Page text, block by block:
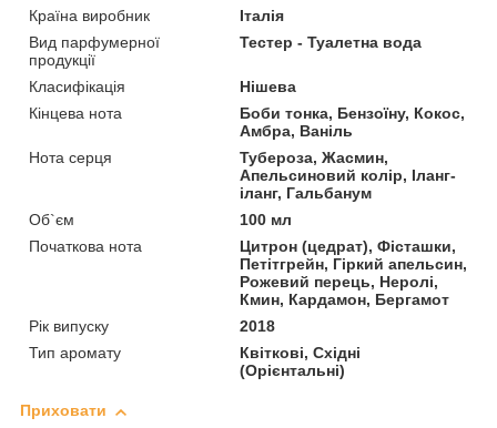
Країна виробник
Італія
Вид парфумерної
продукції
Тестер - Туалетна вода
Класифікація
Нішева
Кінцева нота
Боби тонка, Бензоїну, Кокос,
Амбра, Ваніль
Нота серця
Тубероза, Жасмин,
Апельсиновий колір, Іланг-
іланг, Гальбанум
Об`єм
100 мл
Початкова нота
Цитрон (цедрат), Фісташки,
Петітгрейн, Гіркий апельсин,
Рожевий перець, Неролі,
Кмин, Кардамон, Бергамот
Рік випуску
2018
Тип аромату
Квіткові, Східні
(Орієнтальні)
Приховати